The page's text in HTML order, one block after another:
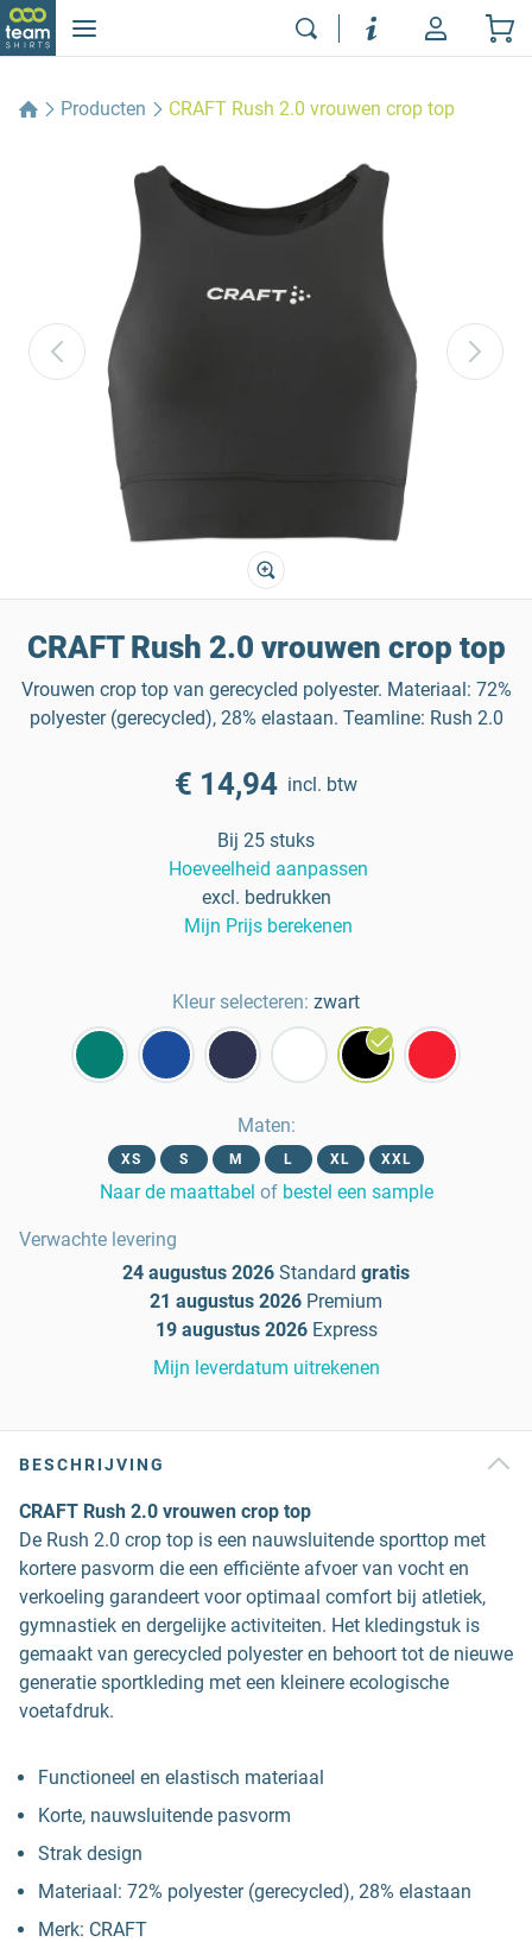
Producten CRAFT Rush 2.0 vrouwen crop top
CRAFT Rush 2.0 vrouwen crop top
Vrouwen crop top van gerecycled polyester. Materiaal: 72%
polyester (gerecycled), 28% elastaan. Teamline: Rush 2.0
€ 14,94 incl. btw
Bij 25 stuks
Hoeveelheid aanpassen
excl. bedrukken
Mijn Prijs berekenen
Kleur selecteren: zwart
Maten:
XS S M L XL XXL
Naar de maattabel of bestel een sample
Verwachte levering
24 augustus 2026 Standard gratis
21 augustus 2026 Premium
19 augustus 2026 Express
Mijn leverdatum uitrekenen
BESCHRIJVING
CRAFT Rush 2.0 vrouwen crop top
De Rush 2.0 crop top is een nauwsluitende sporttop met
kortere pasvorm die een efficiënte afvoer van vocht en
verkoeling garandeert voor optimaal comfort bij atletiek,
gymnastiek en dergelijke activiteiten. Het kledingstuk is
gemaakt van gerecycled polyester en behoort tot de nieuwe
generatie sportkleding met een kleinere ecologische
voetafdruk.
Functioneel en elastisch materiaal
Korte, nauwsluitende pasvorm
Strak design
Materiaal: 72% polyester (gerecycled), 28% elastaan
Merk: CRAFT